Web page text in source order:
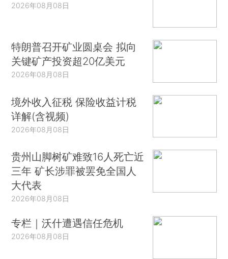
2026年08月08日
特朗普召开矿业圆桌会 拟向
关键矿产投资超20亿美元
2026年08月08日
境外收入征税 保险收益计税
详解(含视频)
2026年08月08日
贵州山脚树矿难致16人死亡近
三年 矿长涉罪被罢免全国人
大代表
2026年08月08日
专栏｜沃什遭遇信任危机
2026年08月08日